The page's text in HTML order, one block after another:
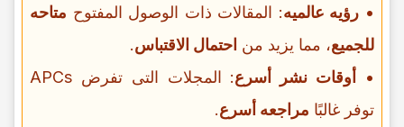
• رؤیه عالمیه: المقالات ذات الوصول المفتوح متاحه
للجمیع، مما یزید من احتمال الاقتباس.
•
أوقات نشر أسرع
: المجلات التی تفرض APCs
توفر غالبًا مراجعه أسرع.